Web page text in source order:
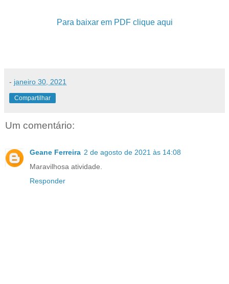
Para baixar em PDF clique aqui
- janeiro 30, 2021
Compartilhar
Um comentário:
Geane Ferreira 2 de agosto de 2021 às 14:08
Maravilhosa atividade.
Responder